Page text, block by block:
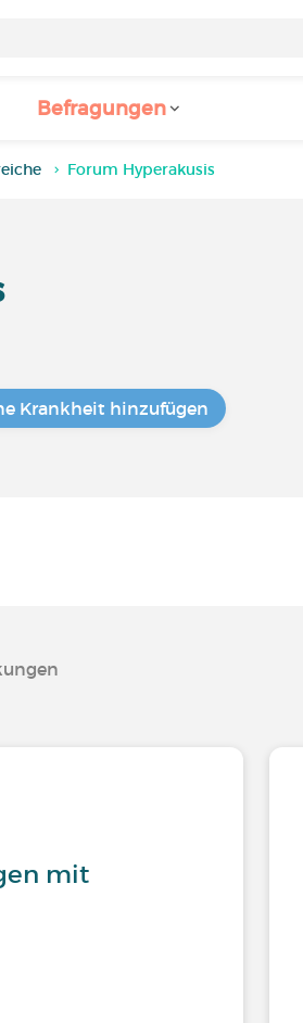
Befragungen
Forum Hyperakusis
Krankheit hinzufügen
mit